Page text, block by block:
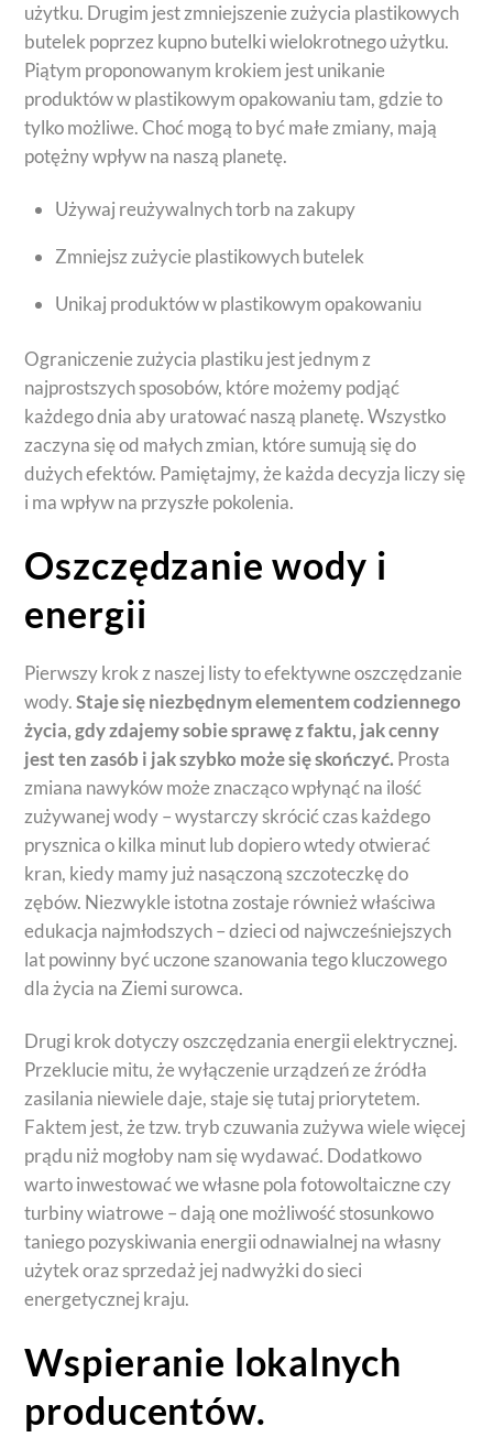
użytku. Drugim jest zmniejszenie zużycia plastikowych
butelek poprzez kupno butelki wielokrotnego użytku.
Piątym proponowanym krokiem jest unikanie
produktów w plastikowym opakowaniu tam, gdzie to
tylko możliwe. Choć mogą to być małe zmiany, mają
potężny wpływ na naszą planetę.
Używaj reużywalnych torb na zakupy
Zmniejsz zużycie plastikowych butelek
Unikaj produktów w plastikowym opakowaniu
Ograniczenie zużycia plastiku jest jednym z
najprostszych sposobów, które możemy podjąć
każdego dnia aby uratować naszą planetę. Wszystko
zaczyna się od małych zmian, które sumują się do
dużych efektów. Pamiętajmy, że każda decyzja liczy się
i ma wpływ na przyszłe pokolenia.
Oszczędzanie wody i
energii
Pierwszy krok z naszej listy to efektywne oszczędzanie
wody.Staje się niezbędnym elementem codziennego
życia, gdy zdajemy sobie sprawę z faktu, jak cenny
jest ten zasób i jak szybko może się skończyć. Prosta
zmiana nawyków może znacząco wpłynąć na ilość
zużywanej wody – wystarczy skrócić czas każdego
prysznica o kilka minut lub dopiero wtedy otwierać
kran, kiedy mamy już nasączoną szczoteczkę do
zębów. Niezwykle istotna zostaje również właściwa
edukacja najmłodszych – dzieci od najwcześniejszych
lat powinny być uczone szanowania tego kluczowego
dla życia na Ziemi surowca.
Drugi krok dotyczy oszczędzania energii elektrycznej.
Przeklucie mitu, że wyłączenie urządzeń ze źródła
zasilania niewiele daje, staje się tutaj priorytetem.
Faktem jest, że tzw. tryb czuwania zużywa wiele więcej
prądu niż mogłoby nam się wydawać. Dodatkowo
warto inwestować we własne pola fotowoltaiczne czy
turbiny wiatrowe – dają one możliwość stosunkowo
taniego pozyskiwania energii odnawialnej na własny
użytek oraz sprzedaż jej nadwyżki do sieci
energetycznej kraju.
Wspieranie lokalnych
producentów.